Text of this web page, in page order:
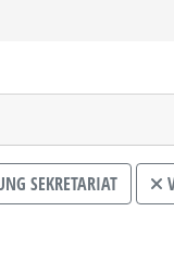
SEKRETARIAT